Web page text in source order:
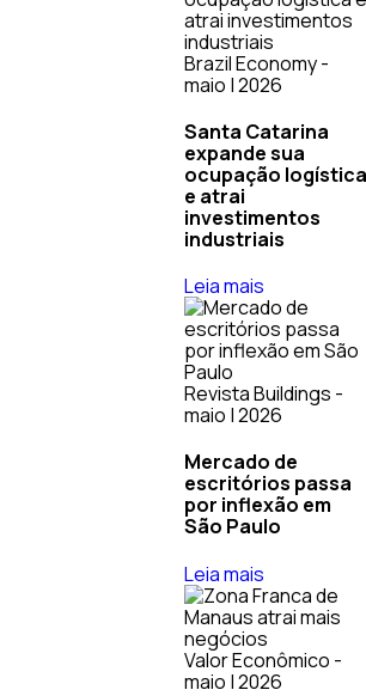
Brazil Economy -
maio | 2026
Santa Catarina
expande sua
ocupação
e atrai
investimentos
industriais
Leia mais
Revista Buildings -
maio | 2026
Mercado de
escritórios passa
por inflexão em
São Paulo
Leia mais
Valor Econômico -
maio | 2026